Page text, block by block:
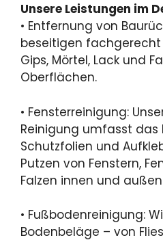
Unsere Leistungen im
• Entfernung von
beseitigen fachgerecht
Gips, Mörtel, Lack und
Oberflächen.
• Fensterreinigung:
Reinigung umfasst das
Schutzfolien und
Putzen von Fenstern,
Falzen innen und
• Fußbodenreinigung:
Bodenbeläge – von